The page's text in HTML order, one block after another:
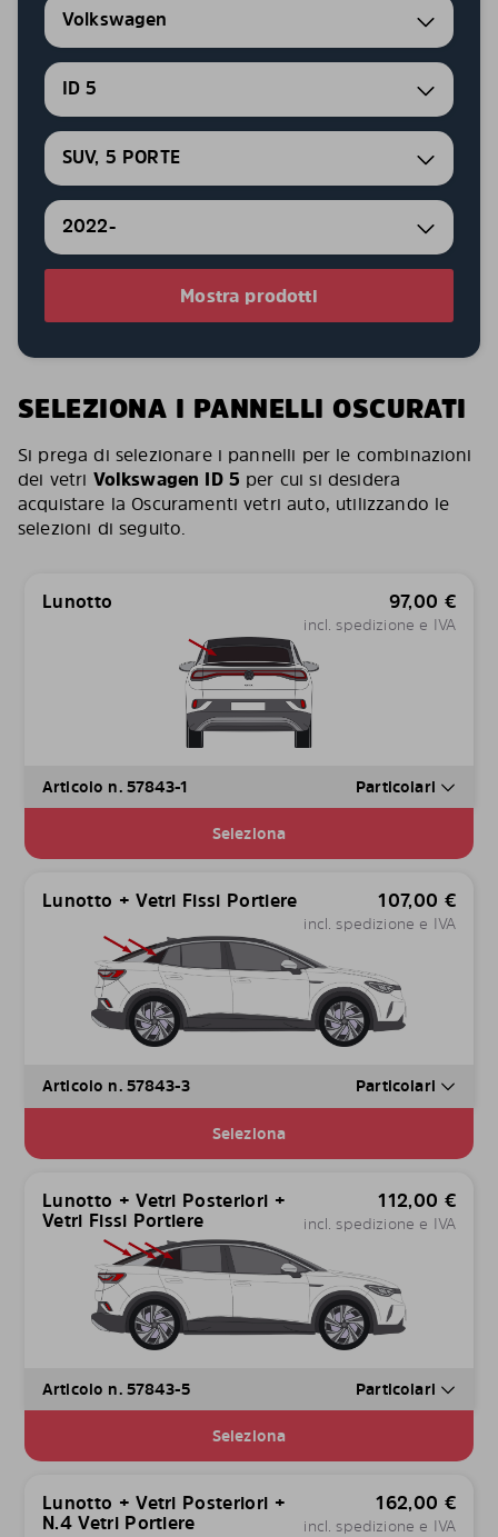
Volkswagen
ID 5
SUV, 5 PORTE
2022-
Mostra prodotti
SELEZIONA I PANNELLI OSCURATI
Si prega di selezionare i pannelli per le combinazioni
dei vetri Volkswagen ID 5 per cui si desidera
acquistare la Oscuramenti vetri auto, utilizzando le
selezioni di seguito.
Lunotto 97,00 €
incl. spedizione e IVA
Articolo n. 57843-1 Particolari
Seleziona
Lunotto + Vetri Fissi Portiere 107,00 €
incl. spedizione e IVA
Articolo n. 57843-3 Particolari
Seleziona
Lunotto + Vetri Posteriori +
Vetri Fissi Portiere
112,00 €
incl. spedizione e IVA
Articolo n. 57843-5 Particolari
Seleziona
Lunotto + Vetri Posteriori +
N.4 Vetri Portiere
162,00 €
incl. spedizione e IVA